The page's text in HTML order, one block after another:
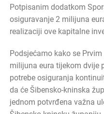
Potpisanim dodatkom
osiguravanje 2 milijuna
realizaciji ove kapitalne
Podsjećamo kako se
milijuna eura tijekom dvije
potrebe osiguranja
da će Šibensko-kninska
jednom potvrđena važna